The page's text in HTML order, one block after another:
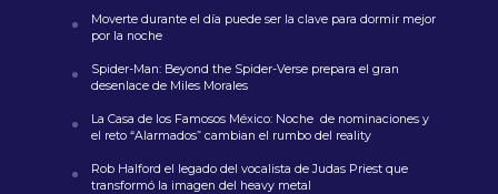
Moverte durante el día puede ser la clave para dormir mejor
por la noche
Spider-Man: Beyond the Spider-Verse prepara el gran
desenlace de Miles Morales
La Casa de los Famosos México: Noche de nominaciones y
el reto “Alarmados” cambian el rumbo del reality
Rob Halford el legado del vocalista de Judas Priest que
transformó la imagen del heavy metal